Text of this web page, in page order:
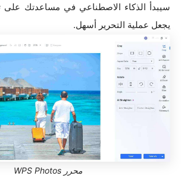
سيبدأ الذكاء الاصطناعي في مساعدتك على
يجعل عملية التحرير أسهل.
محرر WPS Photos